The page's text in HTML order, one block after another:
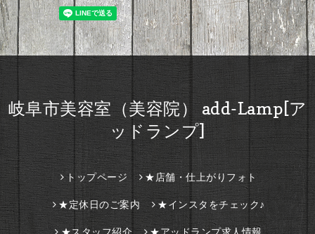
岐阜市美容室（美容院） add-Lamp[ア
ッドランプ]
トップページ ★店舗・仕上がりフォト
★定休日のご案内 ★インスタをチェック♪